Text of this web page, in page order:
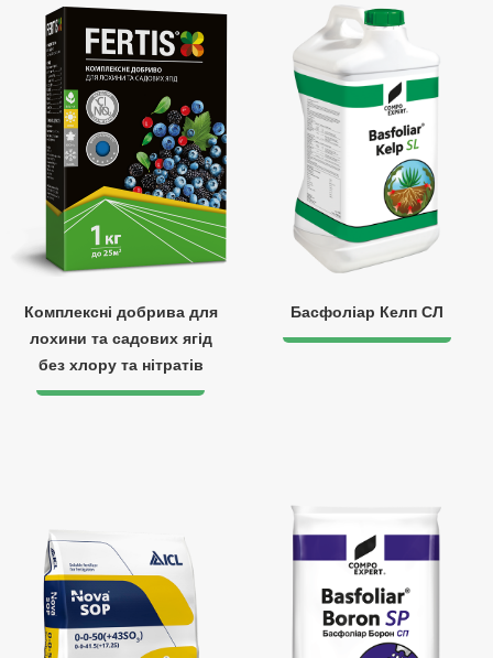
Комплексні добрива для
лохини та садових ягід
без хлору та нітратів
Басфоліар Келп СЛ